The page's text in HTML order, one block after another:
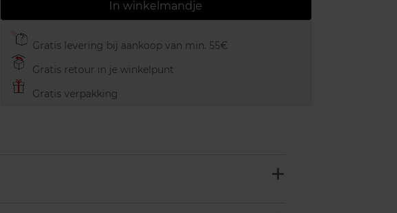
In winkelmandje
Gratis levering bij aankoop van min. 55€
Gratis retour in je winkelpunt
Gratis verpakking